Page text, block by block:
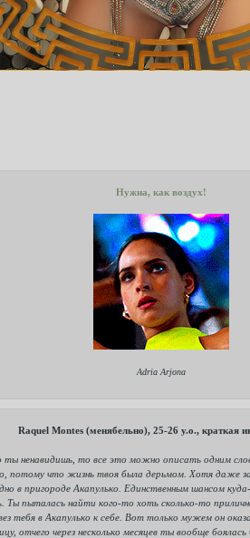
Нужна, как воздух!
Adria Arjona
Raquel Montes (менябельно), 25-26 y.o., краткая
ненавидишь, то все это можно описать одним
потому что жизнь твоя была дерьмом. Хотя даже
в пригороде Акапулько. Единственным шансом
Ты пыталась найти кого-то хоть сколько-то
тебя в Акапулько к себе. Вот только мужем он
отчего через несколько месяцев ты вообще